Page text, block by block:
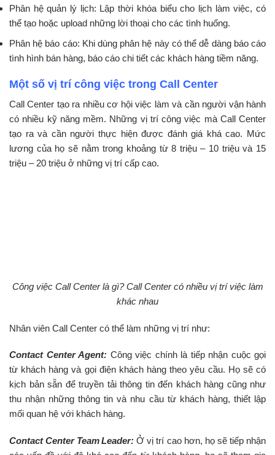
Phân hệ quản lý lịch: Lập thời khóa biểu cho lịch làm việc, có
thể tạo hoặc upload những lời thoại cho các tình huống.
Phân hệ báo cáo: Khi dùng phân hệ này có thể dễ dàng báo cáo
tình hình bán hàng, báo cáo chi tiết các khách hàng tiềm năng.
Một số vị trí công việc trong Call Center
Call Center tạo ra nhiều cơ hội việc làm và cần người vận hành
có nhiều kỹ năng mềm. Những vị trí công việc mà Call Center
tạo ra và cần người thực hiện được đánh giá khá cao. Mức
lương của họ sẽ nằm trong khoảng từ 8 triệu – 10 triệu và 15
triệu – 20 triệu ở những vị trí cấp cao.
Công việc Call Center là gì? Call Center có nhiều vị trí việc làm
khác nhau
Nhân viên Call Center có thể làm những vị trí như:
Contact Center Agent: Công việc chính là tiếp nhận cuộc gọi
từ khách hàng và gọi điện khách hàng theo yêu cầu. Họ sẽ có
kịch bản sẵn để truyền tải thông tin đến khách hàng cũng như
thu nhận những thông tin và nhu cầu từ khách hàng, thiết lập
mối quan hệ với khách hàng.
Contact Center Team Leader: Ở vị trí cao hơn, họ sẽ tiếp nhận